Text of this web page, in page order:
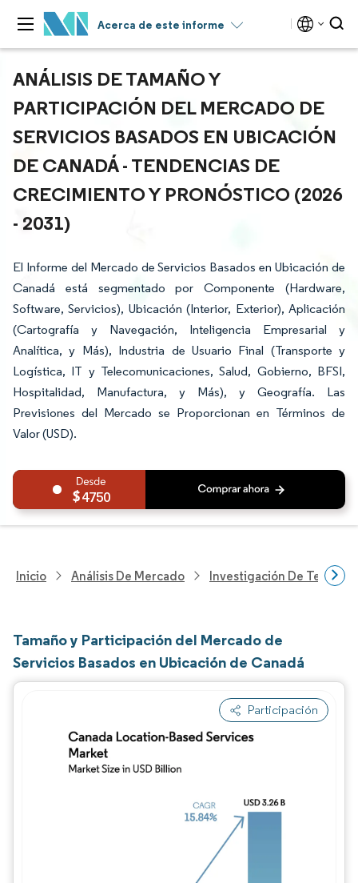
Acerca de este informe
ANÁLISIS DE TAMAÑO Y
PARTICIPACIÓN DEL MERCADO DE
SERVICIOS BASADOS EN UBICACIÓN
DE CANADÁ - TENDENCIAS DE
CRECIMIENTO Y PRONÓSTICO (2026
- 2031)
El Informe del Mercado de Servicios Basados en Ubicación de
Canadá está segmentado por Componente (Hardware,
Software, Servicios), Ubicación (Interior, Exterior), Aplicación
(Cartografía y Navegación, Inteligencia Empresarial y
Analítica, y Más), Industria de Usuario Final (Transporte y
Logística, IT y Telecomunicaciones, Salud, Gobierno, BFSI,
Hospitalidad, Manufactura, y Más), y Geografía. Las
Previsiones del Mercado se Proporcionan en Términos de
Valor (USD).
4750
Inicio Análisis De Mercado Investigación De
Tamaño y Participación del Mercado de
Servicios Basados en Ubicación de Canadá
Participación